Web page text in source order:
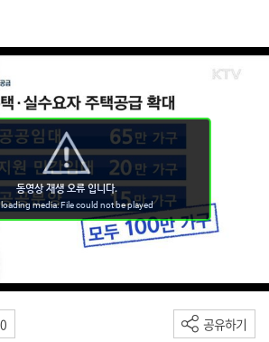
0 공유하기